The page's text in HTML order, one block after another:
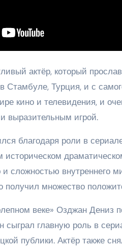
актёр, который
в Стамбуле, Турция, и с
кино и телевидения, и
выразительным игрой.
благодаря роли в
и сложностью внутреннего
получил множество
веке» Озджан Дениз
главную роль в
публики. Актёр также